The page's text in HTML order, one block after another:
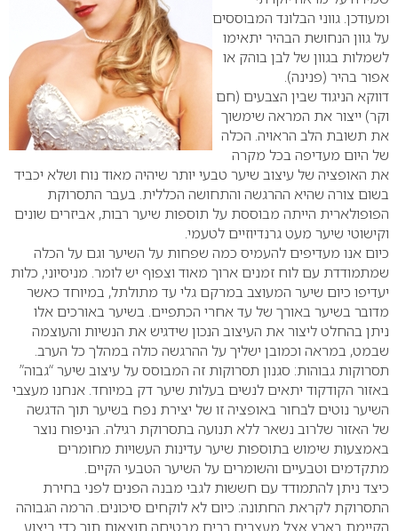
ומעודכן. גווני הבלונד המבוססים
על גוון הנחושת הבהיר יתאימו
לשמלות בגוון של לבן בוהק או
אפור בהיר (פנינה).
דווקא הניגוד שבין הצבעים (חם
וקר) ייצור את המראה שימשוך
את תשובת הלב הראויה. הכלה
של היום מעדיפה בכל מקרה
את האופציה של עיצוב שיער טבעי יותר שיהיה מאוד נוח ושלא יכביד
בשום צורה שהיא ההרגשה והתחושה הכללית. בעבר התסרוקת
הפופולארית הייתה מבוססת על תוספות שיער רבות, אביזרים שונים
וקישוטי שיער מעט גרנדיוזיים לטעמי.
כיום אנו מעדיפים להעמיס כמה שפחות על השיער וגם על הכלה
שמתמודדת עם לוח זמנים ארוך מאוד וצפוף יש לומר. מניסיוני, כלות
יעדיפו כיום שיער המעוצב במרקם גלי עד מתולתל, במיוחד כאשר
מדובר בשיער באורך של עד אחרי הכתפיים. בשיער באורכים אלו
ניתן בהחלט ליצור את העיצוב הנכון שידגיש את הנשיות והעוצמה
שבמט, במראה וכמובן ישליך על ההרגשה כולה במהלך כל הערב.
תסרוקות גבוהות: סגנון תסרוקות זה המבוסס על עיצוב שיער “גבוה”
באזור הקודקוד יתאים לנשים בעלות שיער דק במיוחד. אנחנו מעצבי
השיער נוטים לבחור באופציה זו של יצירת נפח בשיער תוך הדגשה
של האזור שלרוב נשאר ללא תנועה בתסרוקת רגילה. הניפוח נוצר
באמצעות שימוש בתוספות שיער עדינות העשויות מחומרים
מתקדמים וטבעיים והשומרים על השיער הטבעי הקיים.
כיצד ניתן להתמודד עם חששות לגבי מבנה הפנים לפני בחירת
התסרוקת לקראת החתונה: כיום לא לוקחים סיכונים. הרמה הגבוהה
הקיימת בארץ אצל מעצבים רבים מבטיחה תוצאות תוך כדי ביצוע